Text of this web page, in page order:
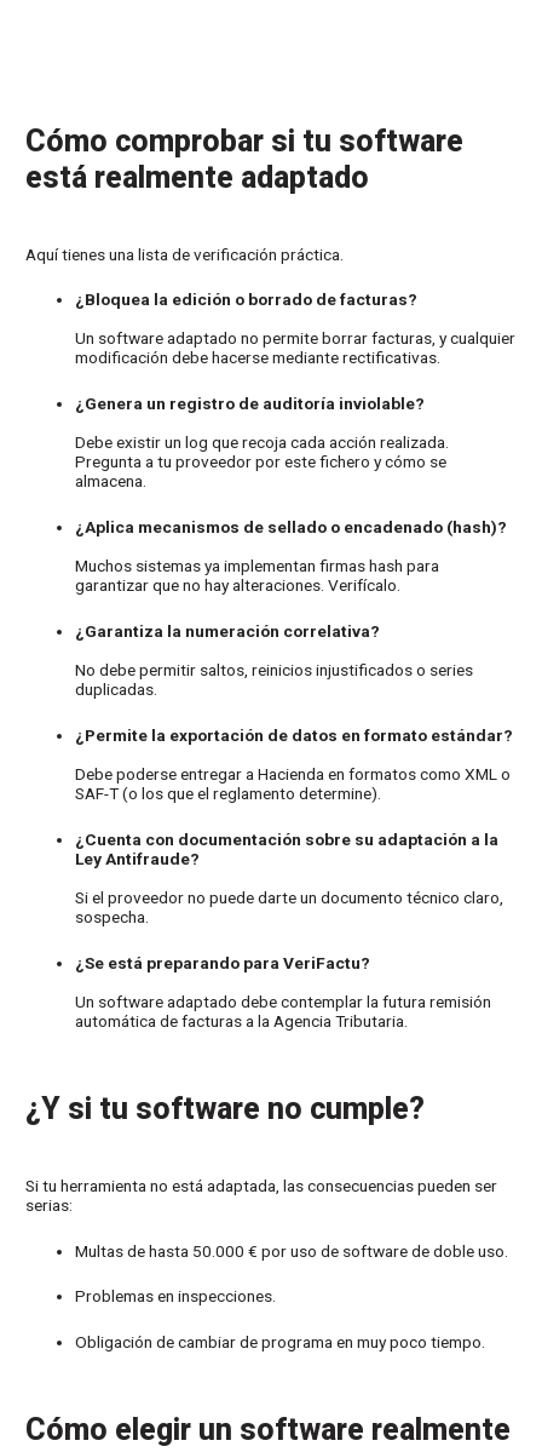
Cómo comprobar si tu software
está realmente adaptado
Aquí tienes una lista de verificación práctica.
¿Bloquea la edición o borrado de facturas?
Un software adaptado no permite borrar facturas, y cualquier
modificación debe hacerse mediante rectificativas.
¿Genera un registro de auditoría inviolable?
Debe existir un log que recoja cada acción realizada.
Pregunta a tu proveedor por este fichero y cómo se
almacena.
¿Aplica mecanismos de sellado o encadenado (hash)?
Muchos sistemas ya implementan firmas hash para
garantizar que no hay alteraciones. Verifícalo.
¿Garantiza la numeración correlativa?
No debe permitir saltos, reinicios injustificados o series
duplicadas.
¿Permite la exportación de datos en formato estándar?
Debe poderse entregar a Hacienda en formatos como XML o
SAF-T (o los que el reglamento determine).
¿Cuenta con documentación sobre su adaptación a la
Ley Antifraude?
Si el proveedor no puede darte un documento técnico claro,
sospecha.
¿Se está preparando para VeriFactu?
Un software adaptado debe contemplar la futura remisión
automática de facturas a la Agencia Tributaria.
¿Y si tu software no cumple?
Si tu herramienta no está adaptada, las consecuencias pueden ser
serias:
Multas de hasta 50.000 € por uso de software de doble uso.
Problemas en inspecciones.
Obligación de cambiar de programa en muy poco tiempo.
Cómo elegir un software realmente